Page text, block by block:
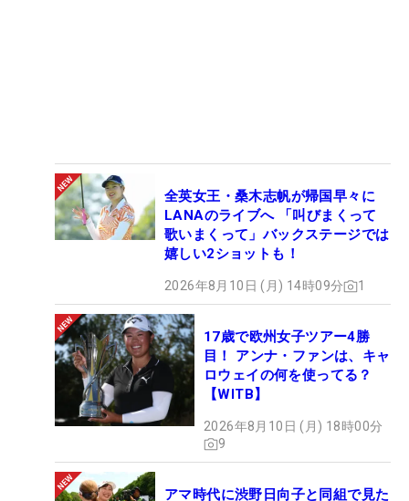
全英女王・桑木志帆が帰国早々に
LANAのライブへ 「叫びまくって
歌いまくって」バックステージでは
嬉しい2ショットも！
2026年8月10日 (月) 14時09分 1
17歳で欧州女子ツアー4勝
目！ アンナ・ファンは、キャ
ロウェイの何を使ってる？
【WITB】
2026年8月10日 (月) 18時00分
9
アマ時代に渋野日向子と同組で見た